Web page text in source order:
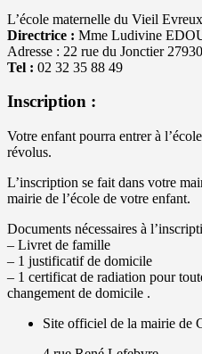
L’école maternelle du Vieil
Directrice : Mme Ludivine
Adresse : 22 rue du Jonctier
Tel : 02 32 35 88 49
Inscription :
Votre enfant pourra entrer à
révolus.
L’inscription se fait dans votre
mairie de l’école de votre enfant.
Documents nécessaires à
– Livret de famille
– 1 justificatif de domicile
– 1 certificat de radiation pour
changement de domicile .
Site officiel de la mairie de